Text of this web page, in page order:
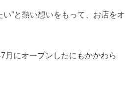
”と熱い想いをもって、お店をオ
月にオープンしたにもかかわら